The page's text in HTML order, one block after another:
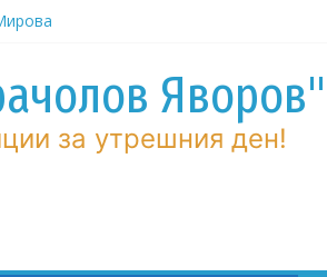
с
по
Яворов"
за утрешния ден!